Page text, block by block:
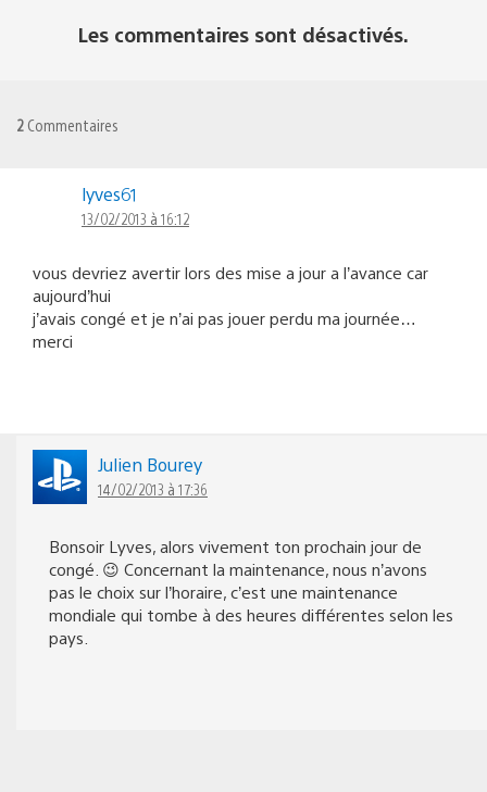
Les commentaires sont désactivés.
2 Commentaires
lyves61
13/02/2013 à 16:12
vous devriez avertir lors des mise a jour a l’avance car
aujourd’hui
j’avais congé et je n’ai pas jouer perdu ma journée…
merci
Julien Bourey
14/02/2013 à 17:36
Bonsoir Lyves, alors vivement ton prochain jour de
congé. 😉 Concernant la maintenance, nous n’avons
pas le choix sur l’horaire, c’est une maintenance
mondiale qui tombe à des heures différentes selon les
pays.